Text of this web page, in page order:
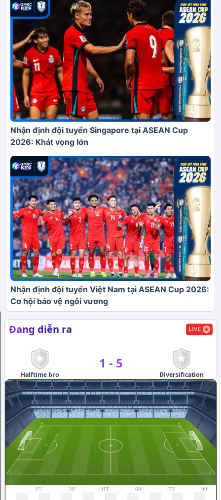
Nhận định đội tuyển Singapore tại ASEAN Cup
2026: Khát vọng lớn
Nhận định đội tuyển Việt Nam tại ASEAN Cup 2026:
Cơ hội bảo vệ ngôi vương
Đang diễn ra
Halftime bro
1 - 5
Diversification